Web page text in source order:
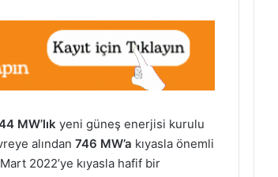
MW’lık yeni güneş enerjisi kurulu
alından 746 MW’a kıyasla önemli
2022’ye kıyasla hafif bir